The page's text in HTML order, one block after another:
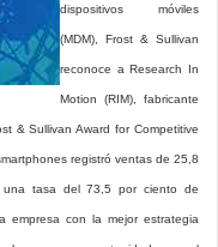
dispositivos móviles
(MDM), Frost & Sullivan
reconoce a Research In
Motion (RIM), fabricante
& Sullivan Award for Competitive
registró ventas de 25,8
tasa del 73,5 por ciento de
empresa con la mejor estrategia